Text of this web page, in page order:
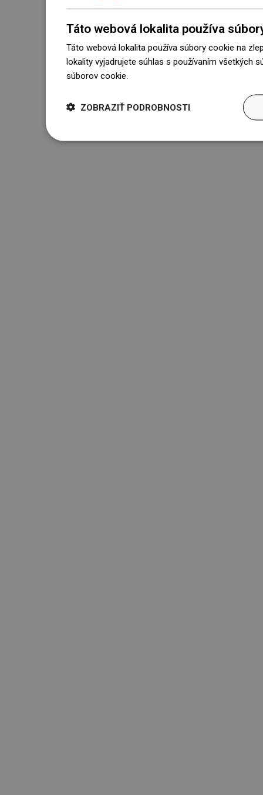
Táto webová lokalita používa
Táto webová lokalita používa súbory cookie na
lokality vyjadrujete súhlas s používaním všetkých
súborov cookie.
ZOBRAZIŤ PODROBNOSTI